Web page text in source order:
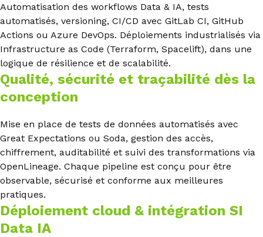
Automatisation des workflows Data & IA, tests
automatisés, versioning, CI/CD avec GitLab CI, GitHub
Actions ou Azure DevOps. Déploiements industrialisés via
Infrastructure as Code (Terraform, Spacelift), dans une
logique de résilience et de scalabilité.
Qualité, sécurité et traçabilité dès la
conception
Mise en place de tests de données automatisés avec
Great Expectations ou Soda, gestion des accès,
chiffrement, auditabilité et suivi des transformations via
OpenLineage. Chaque pipeline est conçu pour être
observable, sécurisé et conforme aux meilleures
pratiques.
Déploiement cloud & intégration SI
Data IA